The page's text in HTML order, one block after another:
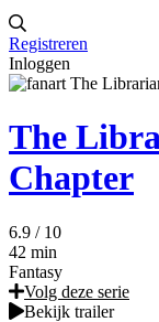
Registreren
Inloggen
The
Chapter
6.9 / 10
42 min
Fantasy
Volg deze serie
Bekijk trailer